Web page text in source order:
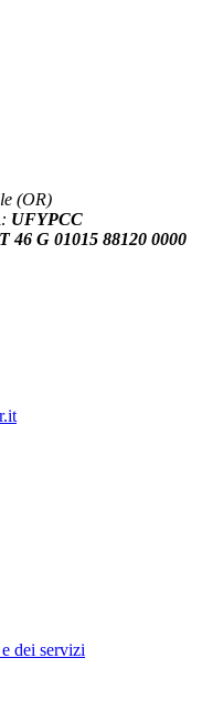
(OR)
UFYPCC
46 G 01015 88120 0000
dei servizi